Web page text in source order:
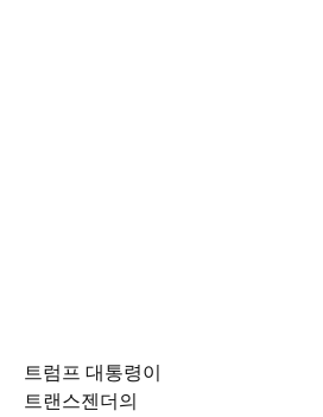
트럼프 대통령이
트랜스젠더의